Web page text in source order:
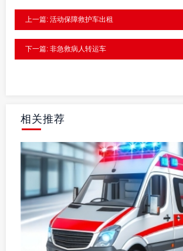
上一篇: 活动保障救护车出租
下一篇: 非急救病人转运车
相关推荐